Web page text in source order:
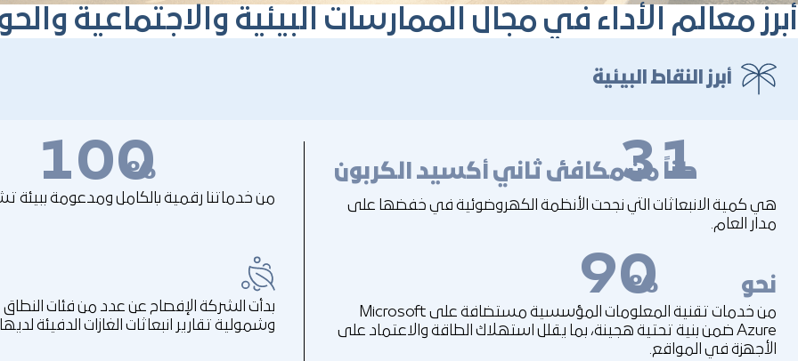
أبرز معالم الأداء في مجال الممارسات البيئية والاجتماعية
أبرز النقاط البيئية
31
طناً من مكافئ ثاني أكسيد الكربون
هي كمية الانبعاثات التي نجحت الأنظمة الكهروضوئية في خفضها على
مدار العام.
100
%
من خدماتنا رقمية بالكامل ومدعومة ببيئة
نحو 90
%
من خدمات تقنية المعلومات المؤسسية مستضافة على Microsoft
Azure ضمن بنية تحتية هجينة، بما يقلل استهلاك الطاقة والاعتماد على
الأجهزة في المواقع.
وشمولية تقارير انبعاثات الغازات الدفيئة